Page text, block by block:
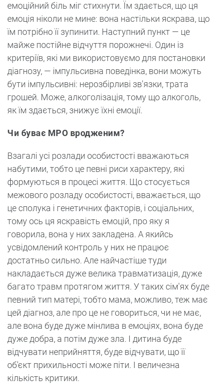
емоційний біль міг стихнути. Їм здається, що ця
емоція ніколи не мине: вона настільки яскрава, що
їм потрібно її зупинити. Наступний пункт — це
майже постійне відчуття порожнечі. Один із
критеріїв, які ми використовуємо для постановки
діагнозу, — імпульсивна поведінка, вони можуть
бути імпульсивні: нерозбірливі зв'язки, трата
грошей. Може, алкоголізація, тому що алкоголь,
як їм здається, знижує їхні емоції.
Чи буває МРО вродженим?
Взагалі усі розлади особистості вважаються
набутими, тобто це певні риси характеру, які
формуються в процесі життя. Що стосується
межового розладу особистості, вважається, що
це сполука і генетичних факторів, і соціальних,
тому ось ця яскравість емоцій, про яку я
говорила, вона у них закладена. А якийсь
усвідомлений контроль у них не працює
достатньо сильно. Але найчастіше туди
накладається дуже велика травматизація, дуже
багато травм протягом життя. У таких сім'ях буде
певний тип матері, тобто мама, можливо, теж має
цей діагноз, але про це не говориться, чи не має,
але вона буде дуже мінлива в емоціях, вона буде
дуже добра, а потім дуже зла. І дитина буде
відчувати неприйняття, буде відчувати, що її
об'єкт прихильності може піти. І величезна
кількість критики.